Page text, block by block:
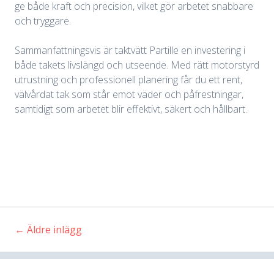
ge både kraft och precision, vilket gör arbetet snabbare
och tryggare.
Sammanfattningsvis är taktvätt Partille en investering i
både takets livslängd och utseende. Med rätt motorstyrd
utrustning och professionell planering får du ett rent,
välvårdat tak som står emot väder och påfrestningar,
samtidigt som arbetet blir effektivt, säkert och hållbart.
Inläggsnavigering
← Äldre inlägg